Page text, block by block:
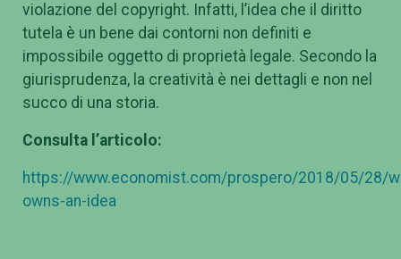
violazione del copyright. Infatti, l’idea che il diritto
tutela è un bene dai contorni non definiti e
impossibile oggetto di proprietà legale. Secondo la
giurisprudenza, la creatività è nei dettagli e non nel
succo di una storia.
Consulta l’articolo:
https://www.economist.com/prospero/2018/05/28/
owns-an-idea